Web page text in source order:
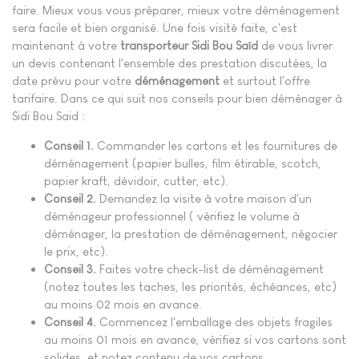
faire. Mieux vous vous préparer, mieux votre déménagement
sera facile et bien organisé. Une fois visité faite, c'est
maintenant à votre transporteur Sidi Bou Saïd de vous livrer
un devis contenant l'ensemble des prestation discutées, la
date prévu pour votre déménagement et surtout l'offre
tarifaire. Dans ce qui suit nos conseils pour bien déménager à
Sidi Bou Said :
Conseil 1. Commander les cartons et les fournitures de
déménagement (papier bulles, film étirable, scotch,
papier kraft, dévidoir, cutter, etc).
Conseil 2. Demandez la visite à votre maison d'un
déménageur professionnel ( vérifiez le volume à
déménager, la prestation de déménagement, négocier
le prix, etc).
Conseil 3. Faites votre check-list de déménagement
(notez toutes les taches, les priorités, échéances, etc)
au moins 02 mois en avance.
Conseil 4. Commencez l'emballage des objets fragiles
au moins 01 mois en avance, vérifiez si vos cartons sont